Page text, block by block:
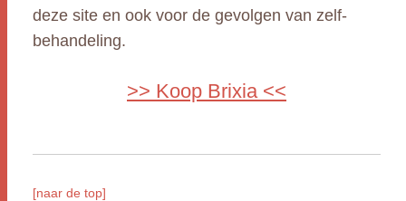
deze site en ook voor de gevolgen van zelf-
behandeling.
>> Koop Brixia <<
[naar de top]